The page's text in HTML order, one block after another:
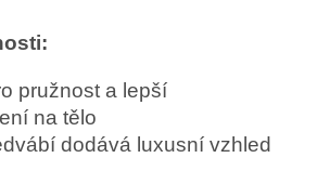
pružnost a lepší
na tělo
dodává luxusní vzhled